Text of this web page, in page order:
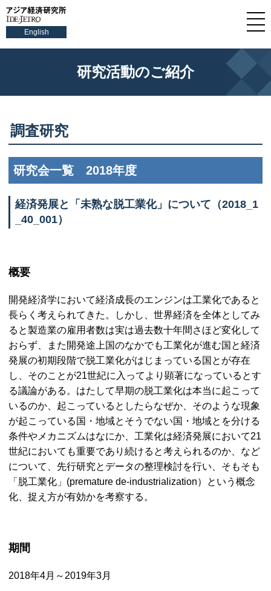
English
研究活動のご紹介
調査研究
研究会一覧 2018年度
経済発展と「未熟な脱工業化」について（2018_1
_40_001）
概要
開発経済学において経済成長のエンジンは工業化であると
長らく考えられてきた。しかし、世界経済を全体としてみ
ると製造業の雇用者数は実は過去数十年間さほど変化して
おらず、また開発途上国のなかでも工業化が進む国と経済
発展の初期段階で脱工業化がはじまっている国とが存在
し、そのことが21世紀に入ってより顕著になっているとす
る議論がある。はたして早期の脱工業化は本当に起こって
いるのか、起こっているとしたらなぜか、そのような現象
が起こっている国・地域とそうでない国・地域とを分ける
条件やメカニズムはなにか、工業化は経済発展において21
世紀においても重要であり続けると考えられるのか、など
について、先行研究とデータの整理検討を行い、そもそも
「脱工業化」(premature de-industrialization）という概念
化、捉え方が有効かを考察する。
期間
2018年4月～2019年3月